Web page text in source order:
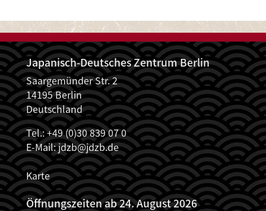
Japanisch-Deutsches Zentrum Berlin
Saargemünder Str. 2
14195 Berlin
Deutschland
Tel.: +49 (0)30 839 07 0
E-Mail:jdzb@jdzb.de
Karte
Öffnungszeiten ab 24. August 2026